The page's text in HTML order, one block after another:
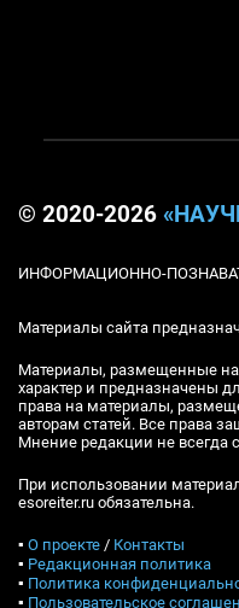
© 2020-2026
ИНФОРМАЦИОННО-
Материалы сайта
Материалы, размещенные
характер и предназначены
права на материалы,
авторам статей. Все права
Мнение редакции не всегда
При использовании
esoreiter.ru обязательна.
▪ О проекте / Контакты
▪ Редакционная политика
▪ Политика
▪ Пользовательское